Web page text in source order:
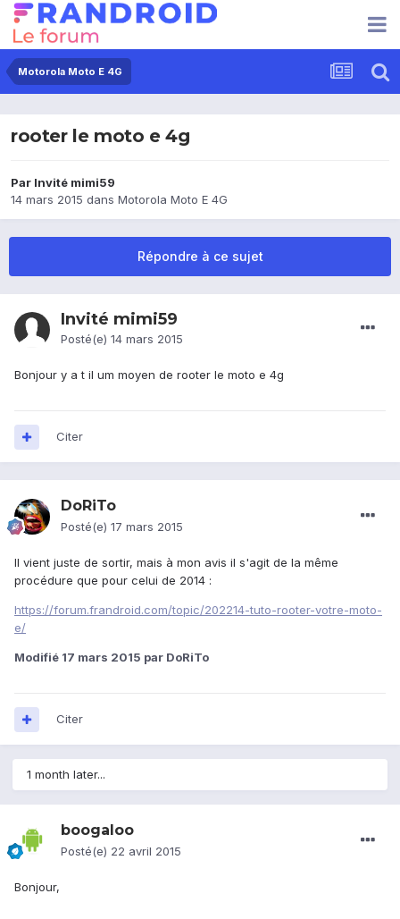
Motorola Moto E 4G
rooter le moto e 4g
Par Invité mimi59
14 mars 2015 dans Motorola Moto E 4G
Répondre à ce sujet
Invité mimi59
Posté(e) 14 mars 2015
Bonjour y a t il um moyen de rooter le moto e 4g
Citer
DoRiTo
Posté(e) 17 mars 2015
Il vient juste de sortir, mais à mon avis il s'agit de la même
procédure que pour celui de 2014 :
https://forum.frandroid.com/topic/202214-tuto-rooter-votre-moto-
e/
Modifié 17 mars 2015 par DoRiTo
Citer
1 month later...
boogaloo
Posté(e) 22 avril 2015
Bonjour,